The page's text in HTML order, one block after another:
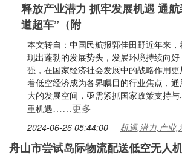
释放产业潜力 抓牢发展机遇 通
道超车”（附
本文转自：中国民航报郭佳田野近年来
现出蓬勃的发展势头，发展环境持续向
强，在国家经济社会发展中的战略作用
着低空经济成为各界瞩目的行业焦点，
大的发展空间，亟需紧抓国家政策支持
重机遇……更多
2024-06-26 05:44:00 机遇,潜力,产业,
舟山市尝试岛际物流配送低空无人